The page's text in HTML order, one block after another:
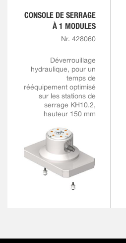
CONSOLE DE SERRAGE
À 1 MODULES
Nr. 428060
Déverrouillage
hydraulique, pour un
temps de
rééquipement optimisé
sur les stations de
serrage KH10.2,
hauteur 150 mm